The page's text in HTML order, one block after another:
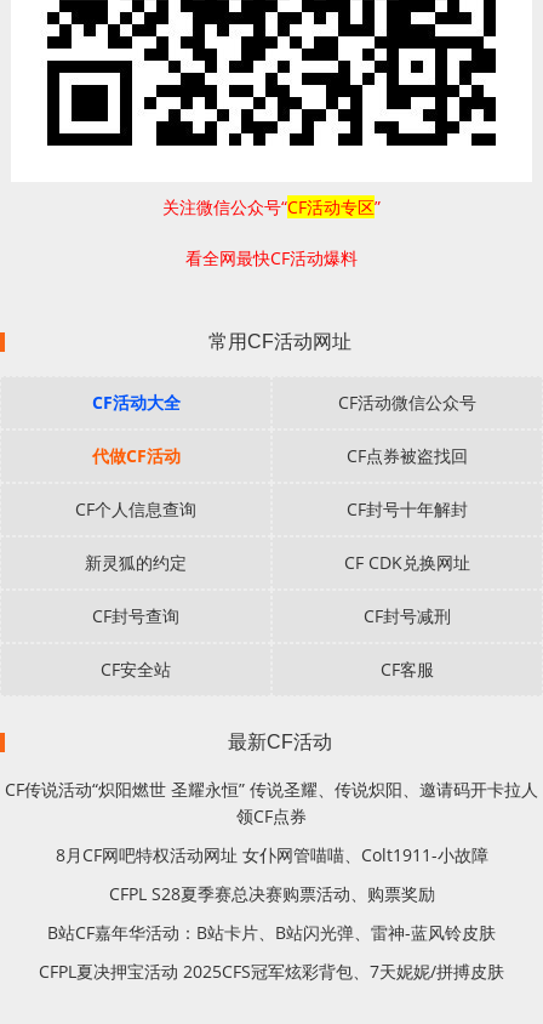
关注微信公众号“CF活动专区”
看全网最快CF活动爆料
常用CF活动网址
CF活动大全 CF活动微信公众号
代做CF活动 CF点券被盗找回
CF个人信息查询 CF封号十年解封
新灵狐的约定 CF CDK兑换网址
CF封号查询 CF封号减刑
CF安全站 CF客服
最新CF活动
CF传说活动“炽阳燃世 圣耀永恒” 传说圣耀、传说炽阳、邀请码开卡拉人
领CF点券
8月CF网吧特权活动网址 女仆网管喵喵、Colt1911-小故障
CFPL S28夏季赛总决赛购票活动、购票奖励
B站CF嘉年华活动：B站卡片、B站闪光弹、雷神-蓝风铃皮肤
CFPL夏决押宝活动 2025CFS冠军炫彩背包、7天妮妮/拼搏皮肤